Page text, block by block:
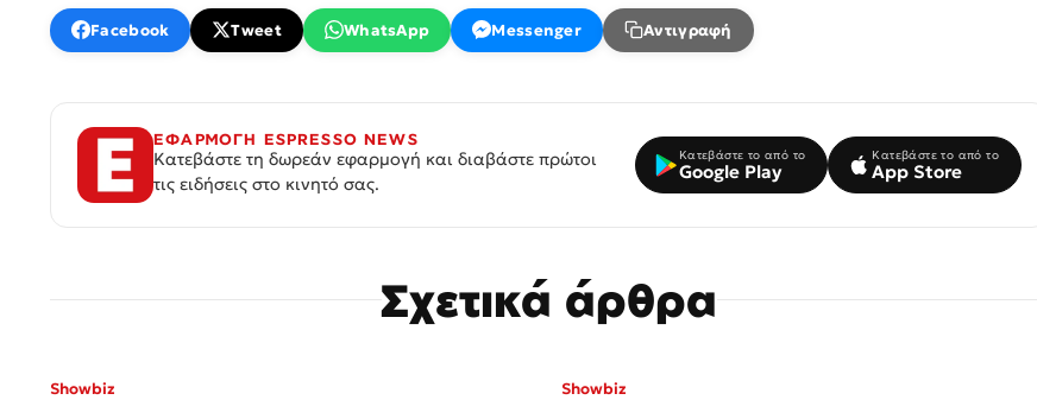
Facebook Tweet WhatsApp Messenger Αντιγραφή
ΕΦΑΡΜΟΓΗ ESPRESSO NEWS
Κατεβάστε τη δωρεάν εφαρμογή και διαβάστε πρώτοι
τις ειδήσεις στο κινητό σας.
Κατεβάστε το από το
Google Play
Κατεβάστε το από το
App Store
Σχετικά άρθρα
Showbiz Showbiz